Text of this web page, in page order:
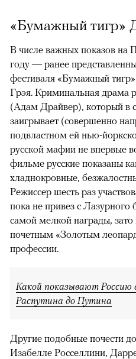
«Бумажный тигр»
В числе важных показов на
году — ранее
фестиваля «Бумажный
Грэя. Криминальная драма
(Адам Драйвер), который в
заигрывает (совершенно
подвластном ей нью-
русской мафии не впервые
фильме русские показаны
хладнокровные,
Режиссер шесть раз
пока не привез с Лазурного
самой мелкой награды,
почетным «Золотым
профессии.
Какой показывают Россию
Распутина до Путина
Другие подобные почести
Изабелле Росселлини,